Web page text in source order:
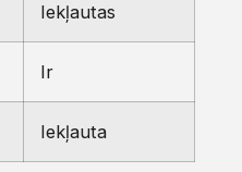
Iekļautas
Ir
Iekļauta